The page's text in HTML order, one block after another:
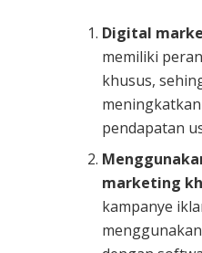
Digital
memiliki
khusus,
pendapatan
marketing
kampanye